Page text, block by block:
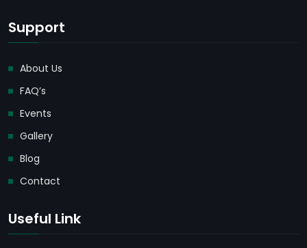
Support
About Us
FAQ’s
Events
Gallery
Blog
Contact
Useful Link